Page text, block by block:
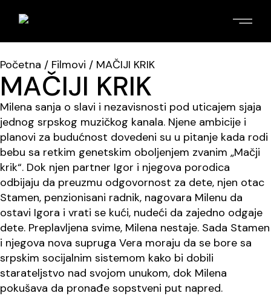
Početna / Filmovi / MAČIJI KRIK
MAČIJI KRIK
Milena sanja o slavi i nezavisnosti pod uticajem sjaja
jednog srpskog muzičkog kanala. Njene ambicije i
planovi za budućnost dovedeni su u pitanje kada rodi
bebu sa retkim genetskim oboljenjem zvanim „Mačji
krik“. Dok njen partner Igor i njegova porodica
odbijaju da preuzmu odgovornost za dete, njen otac
Stamen, penzionisani radnik, nagovara Milenu da
ostavi Igora i vrati se kući, nudeći da zajedno odgaje
dete. Preplavljena svime, Milena nestaje. Sada Stamen
i njegova nova supruga Vera moraju da se bore sa
srpskim socijalnim sistemom kako bi dobili
starateljstvo nad svojom unukom, dok Milena
pokušava da pronađe sopstveni put napred.